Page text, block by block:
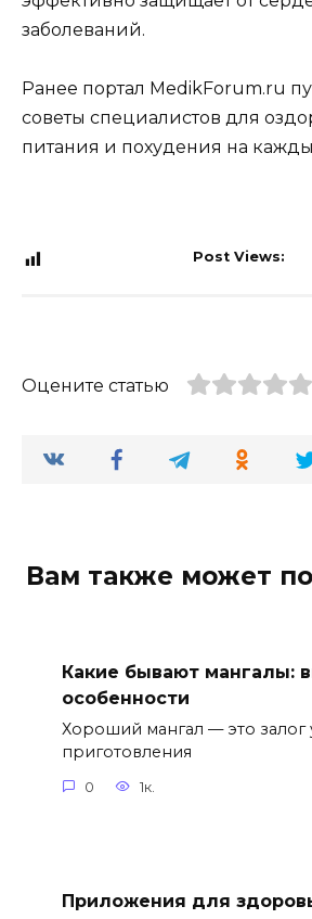
заболеваний.
Ранее портал MedikForum.ru
советы специалистов для
питания и похудения на
Post Views:
Оцените статью
Вам также может
Какие бывают мангалы:
особенности
Хороший мангал — это залог
приготовления
0 1к.
Приложения для